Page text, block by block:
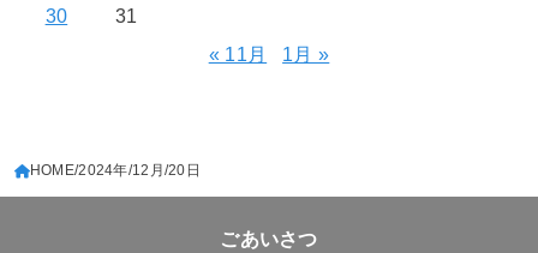
30
31
« 11月
1月 »
HOME 2024年 12月 20日
ごあいさつ